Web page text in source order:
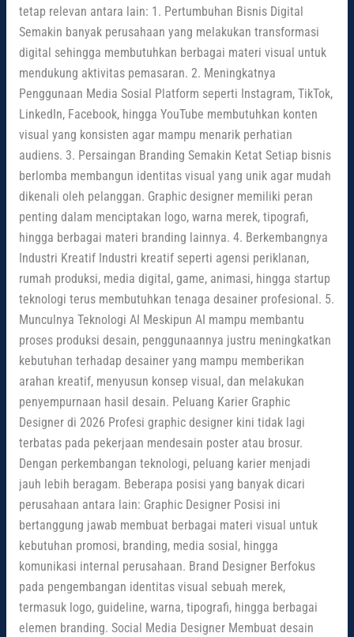
tetap relevan antara lain: 1. Pertumbuhan Bisnis Digital
Semakin banyak perusahaan yang melakukan transformasi
digital sehingga membutuhkan berbagai materi visual untuk
mendukung aktivitas pemasaran. 2. Meningkatnya
Penggunaan Media Sosial Platform seperti Instagram, TikTok,
LinkedIn, Facebook, hingga YouTube membutuhkan konten
visual yang konsisten agar mampu menarik perhatian
audiens. 3. Persaingan Branding Semakin Ketat Setiap bisnis
berlomba membangun identitas visual yang unik agar mudah
dikenali oleh pelanggan. Graphic designer memiliki peran
penting dalam menciptakan logo, warna merek, tipografi,
hingga berbagai materi branding lainnya. 4. Berkembangnya
Industri Kreatif Industri kreatif seperti agensi periklanan,
rumah produksi, media digital, game, animasi, hingga startup
teknologi terus membutuhkan tenaga desainer profesional. 5.
Munculnya Teknologi AI Meskipun AI mampu membantu
proses produksi desain, penggunaannya justru meningkatkan
kebutuhan terhadap desainer yang mampu memberikan
arahan kreatif, menyusun konsep visual, dan melakukan
penyempurnaan hasil desain. Peluang Karier Graphic
Designer di 2026 Profesi graphic designer kini tidak lagi
terbatas pada pekerjaan mendesain poster atau brosur.
Dengan perkembangan teknologi, peluang karier menjadi
jauh lebih beragam. Beberapa posisi yang banyak dicari
perusahaan antara lain: Graphic Designer Posisi ini
bertanggung jawab membuat berbagai materi visual untuk
kebutuhan promosi, branding, media sosial, hingga
komunikasi internal perusahaan. Brand Designer Berfokus
pada pengembangan identitas visual sebuah merek,
termasuk logo, guideline, warna, tipografi, hingga berbagai
elemen branding. Social Media Designer Membuat desain